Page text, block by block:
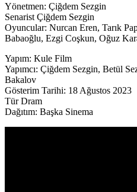
Yönetmen: Çiğdem Sezgin
Senarist Çiğdem Sezgin
Oyuncular: Nurcan Eren, Tarık
Babaoğlu, Ezgi Coşkun, Oğuz
Yapım: Kule Film
Yapımcı: Çiğdem Sezgin, Betül
Bakalov
Gösterim Tarihi: 18 Ağustos 2023
Tür Dram
Dağıtım: Başka Sinema